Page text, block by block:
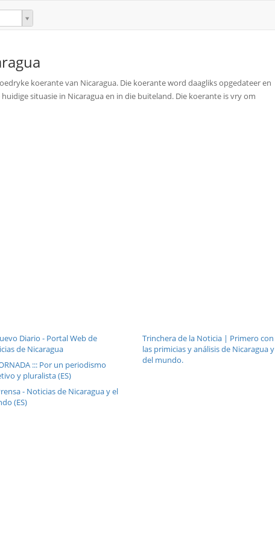
koerante van Nicaragua. Die koerante word daagliks opgedateer en
situasie in Nicaragua en in die buiteland. Die koerante is vry om
Diario - Portal Web de
de Nicaragua
::: Por un periodismo
y pluralista (ES)
- Noticias de Nicaragua y el
(ES)
Trinchera de la Noticia | Primero con
las primicias y análisis de Nicaragua y
del mundo.